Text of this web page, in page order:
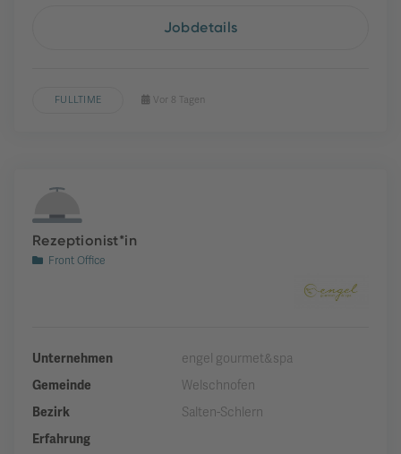
Jobdetails
FULLTIME Vor 8 Tagen
Rezeptionist*in
Front Office
Unternehmen
engel gourmet&spa
Gemeinde
Welschnofen
Bezirk
Salten-Schlern
Erfahrung